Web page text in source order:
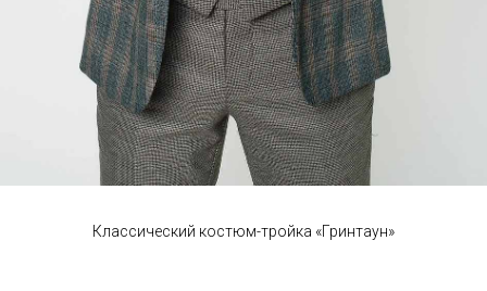
Классический костюм-тройка «Гринтаун»